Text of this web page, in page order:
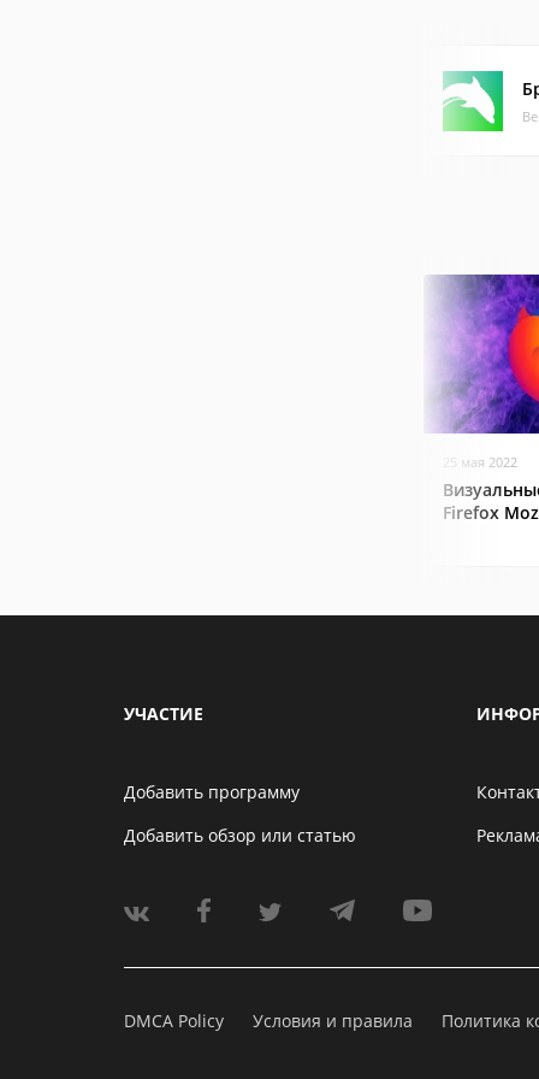
25 мая 2022
Firefox
УЧАСТИЕ
Добавить программу
Добавить обзор или статью
DMCA Policy Условия и правила Политика